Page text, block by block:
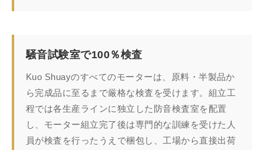
騒音試験室で100％検査
Kuo Shuayのすべてのモーターは、原料・半製品か
ら完成品に至るまで厳格な検査を受けます。組立工
程では各生産ラインに独立した防音検査室を配置
し、モーター組立完了後は専門的な訓練を受けた人
員が検査を行ったうえで梱包し、工場から直接出荷